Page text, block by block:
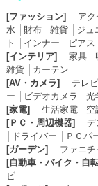
[ファッション] アク
水
財布│ 雑貨│ ジュ
ト
インナー
ピアス
[インテリア]
家具│
雑貨│ カーテン
[AV・カメラ]
テレビ
ー
ビデオカメラ
光
[家電]
生活家電│ 空
[ＰＣ・周辺機器]
デ
ドライバー
ＰＣパ
[ガーデン]
ファニチ
[自動車・バイク・自
ビ